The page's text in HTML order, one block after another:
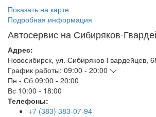
Показать на карте
Подробная информация
Автосервис на Сибиряков-
Адрес:
Новосибирск, ул. Сибиряков-Гвардейцев,
График работы: 09:00 - 20:00
Пн - Сб 09:00 - 20:00
Вс 10:00 - 18:00
Телефоны:
+7 (383) 383-07-94